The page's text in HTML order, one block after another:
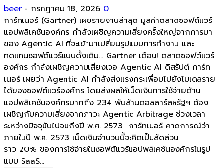
beer - กรกฎาคม 18, 2026 0
การ์ทเนอร์ (Gartner) เผยรายงานล่าสุด มูลค่าตลาดซอฟต์แวร์
แอปพลิเคชันองค์กร กำลังเผชิญความเสี่ยงครั้งใหญ่จากการมา
ของ Agentic AI ที่จะเข้ามาเปลี่ยนรูปแบบการทำงาน และ
ทดแทนซอฟต์แวร์แบบดั้งเดิม... Gartner เตือน! ตลาดซอฟต์แวร์
องค์กร กำลังเผชิญความเสี่ยงเจอ Agentic AI ดิสรัปต์ การ์ท
เนอร์ เผยว่า Agentic AI กำลังส่งแรงกระเพื่อมไปยังโมเดลราย
ได้ของซอฟต์แวร์องค์กร โดยส่งผลให้เม็ดเงินการใช้จ่ายด้าน
แอปพลิเคชันองค์กรมากถึง 234 พันล้านดอลลาร์สหรัฐฯ ต้อง
เผชิญกับความเสี่ยงจากภาวะ Agentic Arbitrage ช่วงเวลา
ระหว่างปัจจุบันไปจนถึงปี พ.ศ. 2573 การ์ทเนอร์ คาดการณ์ว่า
ภายในปี พ.ศ. 2573 เม็ดเงินจำนวนนี้จะคิดเป็นสัดส่วน
ราว 20% ของการใช้จ่ายในซอฟต์แวร์แอปพลิเคชันองค์กรในรูป
แบบ SaaS...